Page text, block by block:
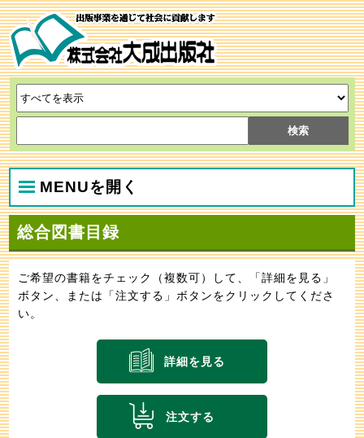
MENUを開く
総合図書目録
ご希望の書籍をチェック（複数可）して、「詳細を見る」
ボタン、または「注文する」ボタンをクリックしてくださ
い。
詳細を見る
注文する